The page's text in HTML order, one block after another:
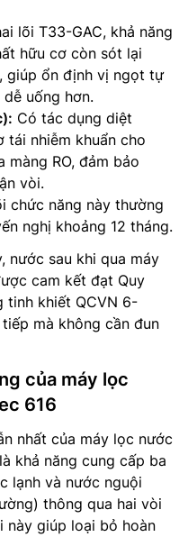
lõi T33-GAC, khả năng
hữu cơ còn sót lại
giúp ổn định vị ngọt tự
uống hơn.
Có tác dụng diệt
tái nhiễm khuẩn cho
màng RO, đảm bảo
vòi.
chức năng này thường
nghị khoảng 12 tháng.
nước sau khi qua máy
cam kết đạt Quy
tinh khiết QCVN 6-
mà không cần đun
của máy lọc
616
nhất của máy lọc nước
khả năng cung cấp ba
lạnh và nước nguội
thông qua hai vòi
này giúp loại bỏ hoàn